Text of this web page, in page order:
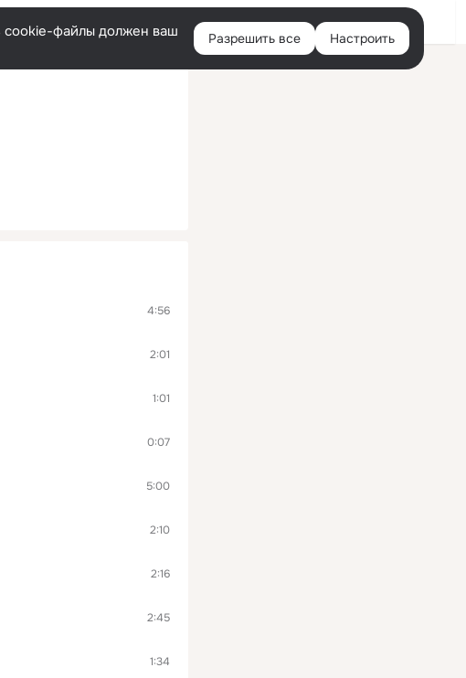
Войти
cookie-файлы должен ваш
Разрешить все Настроить
4:56
2:01
1:01
0:07
5:00
2:10
2:16
2:45
1:34